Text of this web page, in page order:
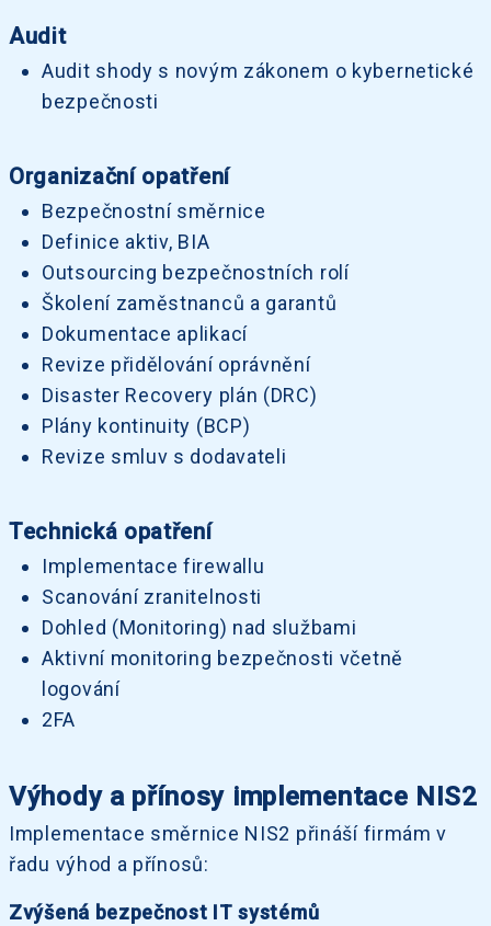
Audit
Audit shody s novým zákonem o kybernetické
bezpečnosti
Organizační opatření
Bezpečnostní směrnice
Definice aktiv, BIA
Outsourcing bezpečnostních rolí
Školení zaměstnanců a garantů
Dokumentace aplikací
Revize přidělování oprávnění
Disaster Recovery plán (DRC)
Plány kontinuity (BCP)
Revize smluv s dodavateli
Technická opatření
Implementace firewallu
Scanování zranitelnosti
Dohled (Monitoring) nad službami
Aktivní monitoring bezpečnosti včetně
logování
2FA
Výhody a přínosy implementace NIS2
Implementace směrnice NIS2 přináší firmám v
řadu výhod a přínosů:
Zvýšená bezpečnost IT systémů